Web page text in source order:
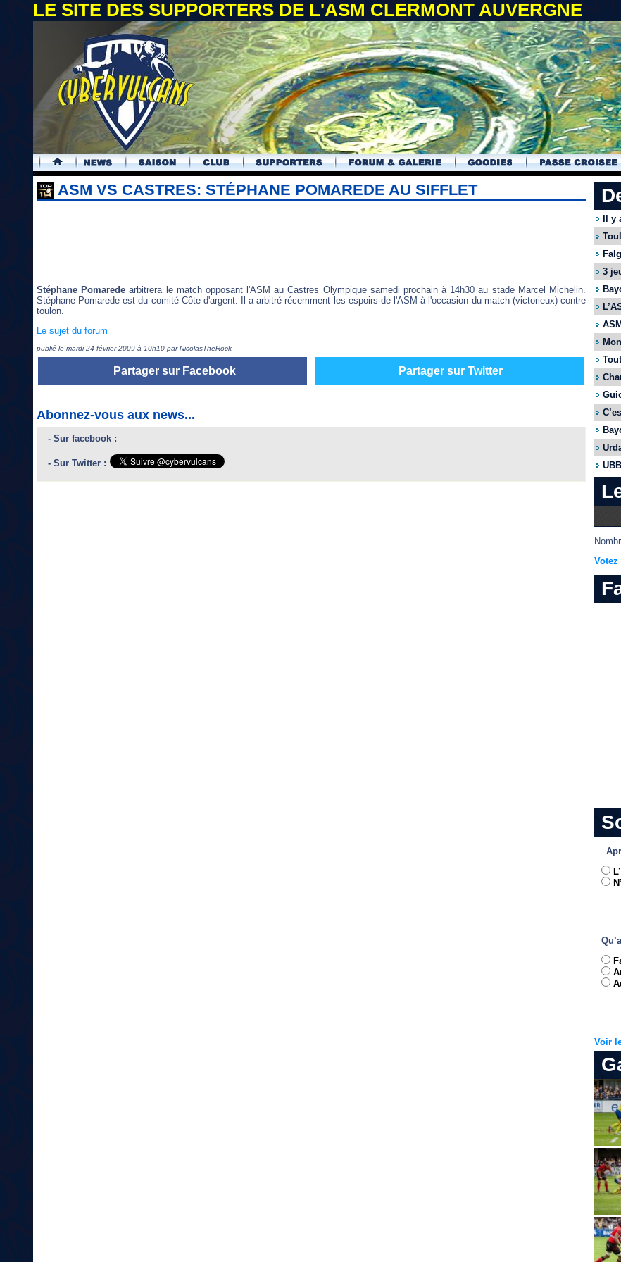
LE SITE DES SUPPORTERS DE L'ASM CLERMONT AUVERGNE
.
ASM VS CASTRES: STÉPHANE POMAREDE AU SIFFLET
Stéphane Pomarede arbitrera le match opposant l'ASM au Castres Olympique samedi prochain à 14h30 au stade Marcel Michelin.
Stéphane Pomarede est du comité Côte d'argent. Il a arbitré récemment les espoirs de l'ASM à l'occasion du match (victorieux) contre
toulon.
Le sujet du forum
publié le mardi 24 février 2009 à 10h10 par NicolasTheRock
Partager sur Facebook Partager sur Twitter
Abonnez-vous aux news...
- Sur facebook :
- Sur Twitter :
Il
3
Voir